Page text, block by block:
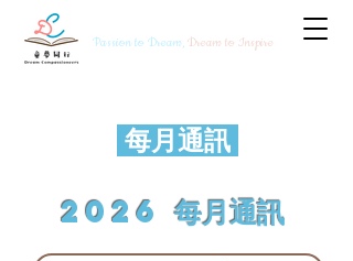
Passion to Dream, Dream to Inspire
每月通訊
2026 每月通訊